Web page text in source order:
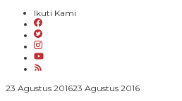
Ikuti Kami
23 Agustus 201623 Agustus 2016oleh